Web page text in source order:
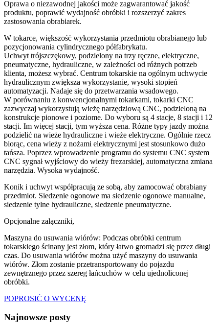
Oprawa o niezawodnej jakości może zagwarantować jakość
produktu, poprawić wydajność obróbki i rozszerzyć zakres
zastosowania obrabiarek.
W tokarce, większość wykorzystania przedmiotu obrabianego lub
pozycjonowania cylindrycznego półfabrykatu.
Uchwyt trójszczękowy, podzielony na trzy ręczne, elektryczne,
pneumatyczne, hydrauliczne, w zależności od różnych potrzeb
klienta, możesz wybrać. Centrum tokarskie na ogólnym uchwycie
hydraulicznym zwiększa wykorzystanie, wysoki stopień
automatyzacji. Nadaje się do przetwarzania wsadowego.
W porównaniu z konwencjonalnymi tokarkami, tokarki CNC
zazwyczaj wykorzystują wieżę narzędziową CNC, podzieloną na
konstrukcje pionowe i poziome. Do wyboru są 4 stacje, 8 stacji i 12
stacji. Im więcej stacji, tym wyższa cena. Różne typy jazdy można
podzielić na wieże hydrauliczne i wieże elektryczne. Ogólnie rzecz
biorąc, cena wieży z nożami elektrycznymi jest stosunkowo dużo
tańsza. Poprzez wprowadzenie programu do systemu CNC system
CNC sygnał wyjściowy do wieży frezarskiej, automatyczna zmiana
narzędzia. Wysoka wydajność.
Konik i uchwyt współpracują ze sobą, aby zamocować obrabiany
przedmiot. Siedzenie ogonowe ma siedzenie ogonowe manualne,
siedzenie tylne hydrauliczne, siedzenie pneumatyczne.
Opcjonalne załączniki,
Maszyna do usuwania wiórów: Podczas obróbki centrum
tokarskiego ścinany jest złom, który łatwo gromadzi się przez długi
czas. Do usuwania wiórów można użyć maszyny do usuwania
wiórów. Złom zostanie przetransportowany do pojazdu
zewnętrznego przez szereg łańcuchów w celu ujednoliconej
obróbki.
POPROSIĆ O WYCENĘ
Najnowsze posty